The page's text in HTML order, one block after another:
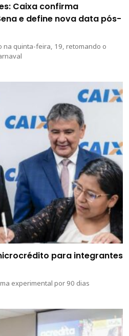
Caixa confirma
e define nova data pós-
na quinta-feira, 19, retomando o
para integrantes
experimental por 90 dias